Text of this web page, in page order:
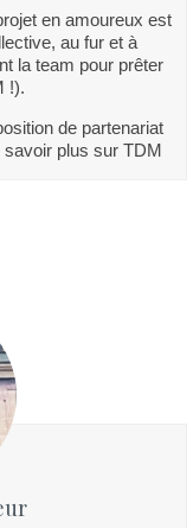
en amoureux est
au fur et à
la team pour prêter
!).
de partenariat
plus sur TDM